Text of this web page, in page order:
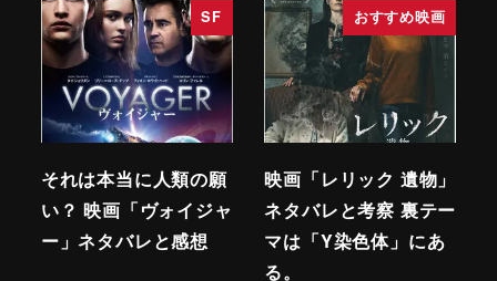
SF
それは本当に人類の願
い？ 映画「ヴォイジャ
ー」ネタバレと感想
おすすめ映画
映画「レリック 遺物」
ネタバレと考察 裏テー
マは「Y染色体」にあ
る。